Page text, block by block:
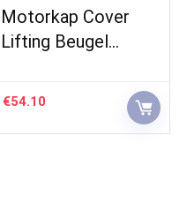
Motorkap Cover
Lifting Beugel…
€54.10